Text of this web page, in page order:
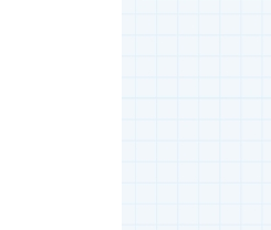
생각하는 기계, 제